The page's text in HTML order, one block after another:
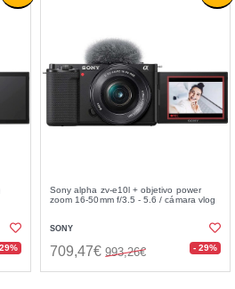
Sony alpha zv-e10l + objetivo power
zoom 16-50mm f/3.5 - 5.6 / cámara vlog
SONY
709,47€ 993,26€ - 29%